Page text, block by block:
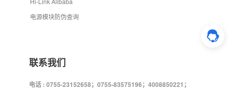
电源模块防伪查询
联系我们
电话 : 0755-23152658；0755-83575196；4008850221；